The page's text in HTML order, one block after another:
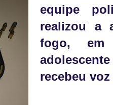
equipe
realizou a
fogo, em
recebeu